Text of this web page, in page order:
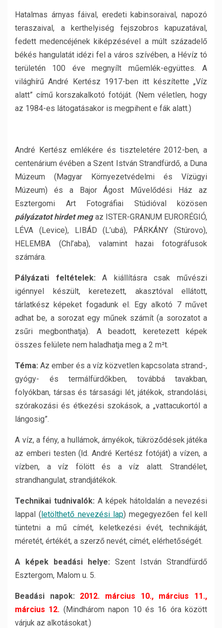
Hatalmas árnyas fáival, eredeti kabinsoraival, napozó
teraszaival, a kerthelyiség fejszobros kapuzatával,
fedett medencéjének kiképzésével a múlt századelő
békés hangulatát idézi fel a város szívében, a Hévíz tó
területén 100 éve megnyílt műemlék-együttes. A
világhírű André Kertész 1917-ben itt készítette „Víz
alatt” című korszakalkotó fotóját. (Nem véletlen, hogy
az 1984-es látogatásakor is megpihent e fák alatt.)
André Kertész emlékére és tiszteletére 2012-ben, a
centenárium évében a Szent István Strandfürdő, a Duna
Múzeum (Magyar Környezetvédelmi és Vízügyi
Múzeum) és a Bajor Ágost Művelődési Ház az
Esztergomi Art Fotográfiai Stúdióval közösen
pályázatot hirdet megaz ISTER-GRANUM EURORÉGIÓ,
LÉVA (Levice), LIBÁD (L’ubá), PÁRKÁNY (Stúrovo),
HELEMBA (Chl’aba), valamint hazai fotográfusok
számára.
Pályázati feltételek:A kiállításra csak művészi
igénnyel készült, keretezett, akasztóval ellátott,
tárlatkész képeket fogadunk el. Egy alkotó 7 művet
adhat be, a sorozat egy műnek számít (a sorozatot a
zsűri megbonthatja). A beadott, keretezett képek
összes felülete nem haladhatja meg a 2 m²t.
Téma: Az ember és a víz közvetlen kapcsolata strand-,
gyógy- és termálfürdőkben, továbbá tavakban,
folyókban, társas és társasági lét, játékok, strandolási,
szórakozási és étkezési szokások, a „vattacukortól a
lángosig”.
A víz, a fény, a hullámok, árnyékok, tükröződések játéka
az emberi testen (ld. André Kertész fotóját) a vízen, a
vízben, a víz fölött és a víz alatt. Strandélet,
strandhangulat, strandjátékok.
Technikai tudnivalók: A képek hátoldalán a nevezési
lappal (letölthető nevezési lap) megegyezően fel kell
tüntetni a mű címét, keletkezési évét, technikáját,
méretét, értékét, a szerző nevét, címét, elérhetőségét.
A képek beadási helye: Szent István Strandfürdő
Esztergom, Malom u. 5.
Beadási napok:
2012. március 10., március 11.,
március 12. (Mindhárom napon 10 és 16 óra között
várjuk az alkotásokat.)